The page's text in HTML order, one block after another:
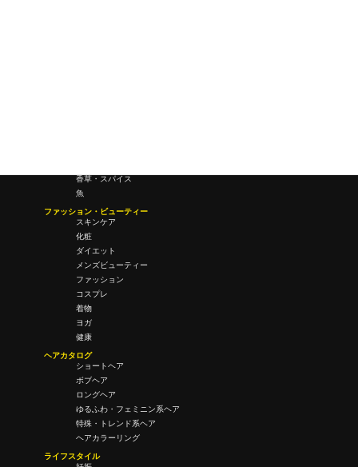
香草・スパイス
魚
ファッション・ビューティー
スキンケア
化粧
ダイエット
メンズビューティー
ファッション
コスプレ
着物
ヨガ
健康
ヘアカタログ
ショートヘア
ボブヘア
ロングヘア
ゆるふわ・フェミニン系ヘア
特殊・トレンド系ヘア
ヘアカラーリング
ライフスタイル